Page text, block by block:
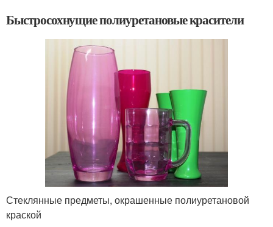
Быстросохнущие полиуретановые красители
Стеклянные предметы, окрашенные полиуретановой
краской